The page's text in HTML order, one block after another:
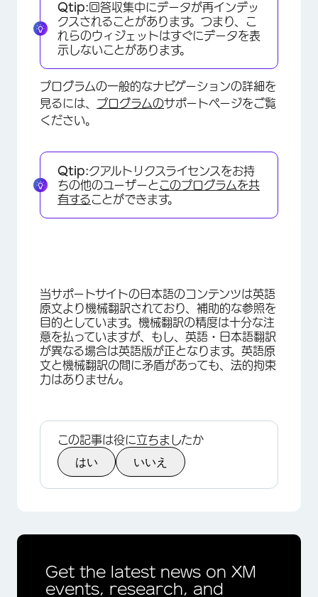
Qtip:回答収集中にデータが再インデッ
クスされることがあります。つまり、こ
れらのウィジェットはすぐにデータを表
示しないことがあります。
プログラムの一般的なナビゲーションの詳細を
見るには、 プログラムのサポートページをご覧
ください。
Qtip:クアルトリクスライセンスをお持
ちの他のユーザーと このプログラムを共
有することができます。
当サポートサイトの日本語のコンテンツは英語
原文より機械翻訳されており、補助的な参照を
目的としています。機械翻訳の精度は十分な注
意を払っていますが、もし、英語・日本語翻訳
が異なる場合は英語版が正となります。英語原
文と機械翻訳の間に矛盾があっても、法的拘束
力はありません。
この記事は役に立ちましたか
はい いいえ
Get the latest news on XM
events, research, and